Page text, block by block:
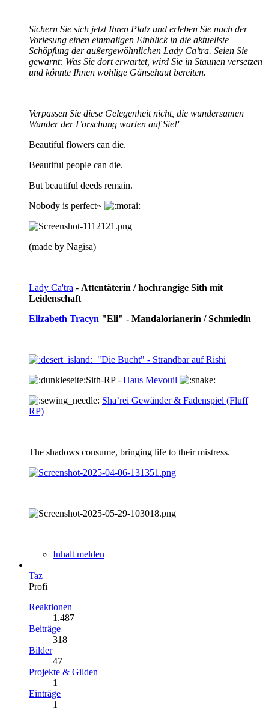
Sichern Sie sich jetzt Ihren Platz und erleben Sie nach der
Vorlesung einen einmaligen Einblick in die aktuellste
Schöpfung der außergewöhnlichen Lady Ca’tra. Seien Sie
gewarnt: Was Sie dort erwartet, wird Sie in Staunen versetzen
und könnte Ihnen wohlige Gänsehaut bereiten.
Verpassen Sie diese Gelegenheit nicht, die wundersamen
Wunder der Forschung warten auf Sie!'
Beautiful flowers can die.
Beautiful people can die.
But beautiful deeds remain.
Nobody is perfect~
(made by Nagisa)
Lady Ca'tra - Attentäterin / hochrangige Sith mit
Leidenschaft
Elizabeth Tracyn "Eli" - Mandalorianerin / Schmiedin
"Die Bucht" - Strandbar auf Rishi
Sith-RP - Haus Mevouil
Sha’rei Gewänder & Fadenspiel (Fluff
RP)
The shadows consume, bringing life to their mistress.
Inhalt melden
Taz
Profi
Reaktionen
1.487
Beiträge
318
Bilder
47
Projekte & Gilden
1
Einträge
1